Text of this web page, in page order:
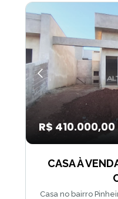
R$ 410.000,00
CASA À
Casa no bairro